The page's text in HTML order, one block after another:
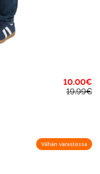
10.00€
19.99€
Vähän varastossa